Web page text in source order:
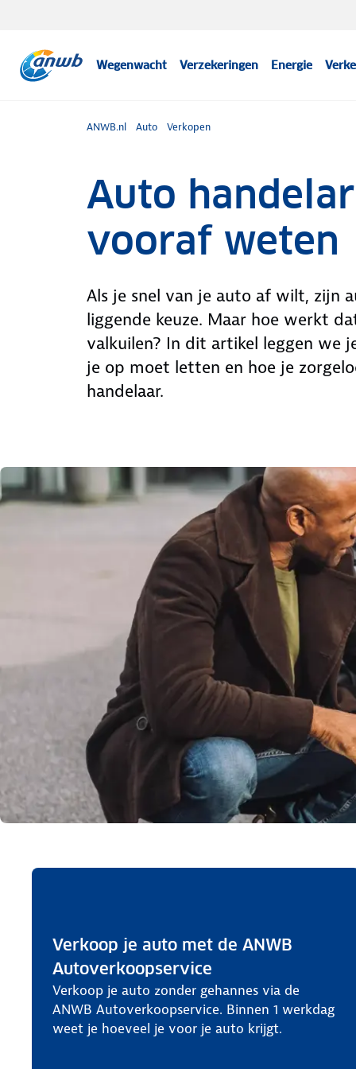
Wegenwacht Verzekeringen Energie
ANWB.nl Auto Verkopen
Auto
vooraf weten
Als je snel van je auto af wilt, zijn
liggende keuze. Maar hoe werkt
valkuilen? In dit artikel leggen we
je op moet letten en hoe je
handelaar.
Verkoop je auto met de ANWB
Autoverkoopservice
Verkoop je auto zonder gehannes via de
ANWB Autoverkoopservice. Binnen 1 werkdag
weet je hoeveel je voor je auto krijgt.